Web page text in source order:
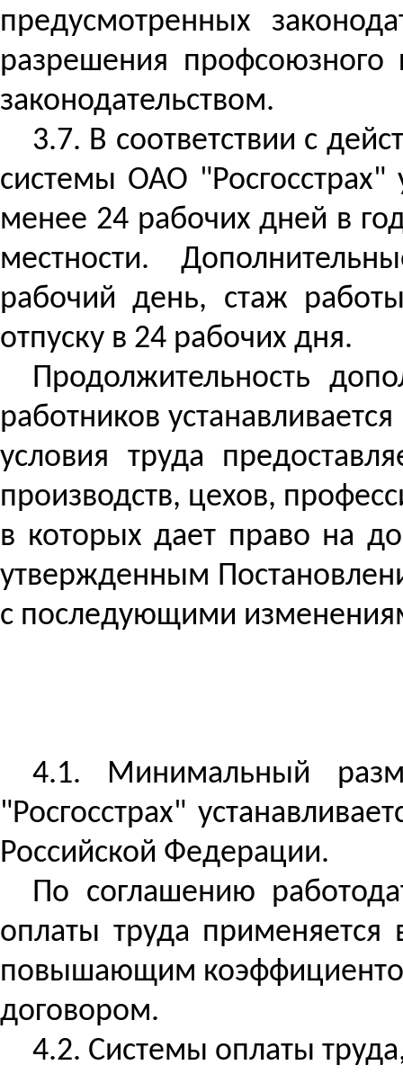
предусмотренных
разрешения профсоюзного
законодательством.
3.7. В соответствии с
системы ОАО "Росгосстрах"
менее 24 рабочих дней в
местности.
рабочий день, стаж
отпуску в 24 рабочих дня.
Продолжительность
работников
условия труда
производств, цехов,
в которых дает право на
утвержденным
с последующими
4.1. Минимальный
"Росгосстрах"
Российской Федерации.
По соглашению
оплаты труда применяется
повышающим
договором.
4.2. Системы оплаты